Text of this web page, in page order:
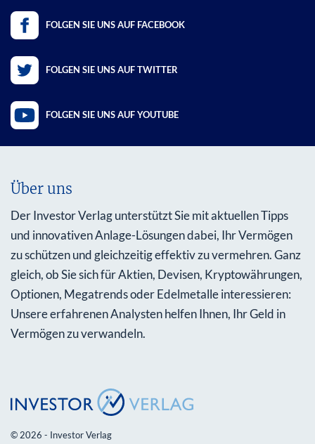
FOLGEN SIE UNS AUF FACEBOOK
FOLGEN SIE UNS AUF TWITTER
FOLGEN SIE UNS AUF YOUTUBE
Über uns
Der Investor Verlag unterstützt Sie mit aktuellen Tipps
und innovativen Anlage-Lösungen dabei, Ihr Vermögen
zu schützen und gleichzeitig effektiv zu vermehren. Ganz
gleich, ob Sie sich für Aktien, Devisen, Kryptowährungen,
Optionen, Megatrends oder Edelmetalle interessieren:
Unsere erfahrenen Analysten helfen Ihnen, Ihr Geld in
Vermögen zu verwandeln.
© 2026 - Investor Verlag